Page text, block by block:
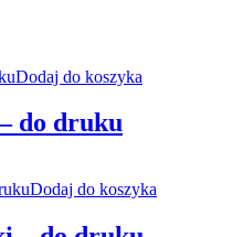
Dodaj do koszyka
do druku
Dodaj do koszyka